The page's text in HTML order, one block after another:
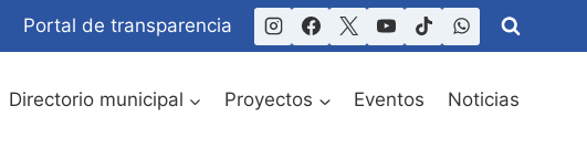
Portal de transparencia
Directorio municipal Proyectos Eventos Noticias